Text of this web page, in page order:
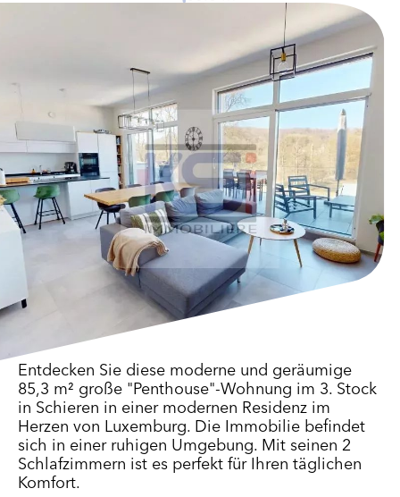
Entdecken Sie diese moderne und geräumige
85,3 m² große "Penthouse"-Wohnung im 3. Stock
in Schieren in einer modernen Residenz im
Herzen von Luxemburg. Die Immobilie befindet
sich in einer ruhigen Umgebung. Mit seinen 2
Schlafzimmern ist es perfekt für Ihren täglichen
Komfort.